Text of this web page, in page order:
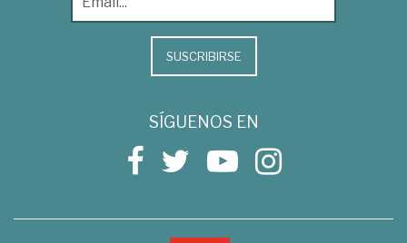
SUSCRIBIRSE
SÍGUENOS EN